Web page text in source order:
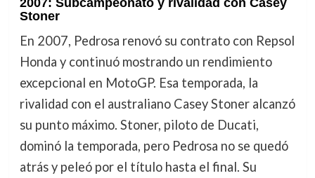
2007: Subcampeonato y rivalidad con Casey
Stoner
En 2007, Pedrosa renovó su contrato con Repsol
Honda y continuó mostrando un rendimiento
excepcional en MotoGP. Esa temporada, la
rivalidad con el australiano Casey Stoner alcanzó
su punto máximo. Stoner, piloto de Ducati,
dominó la temporada, pero Pedrosa no se quedó
atrás y peleó por el título hasta el final. Su